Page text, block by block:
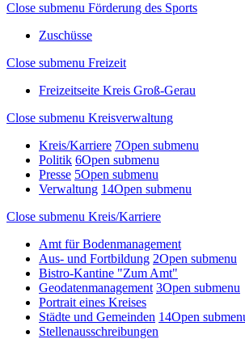
Close submenu Förderung des Sports
Zuschüsse
Close submenu Freizeit
Freizeitseite Kreis Groß-Gerau
Close submenu Kreisverwaltung
Kreis/Karriere 7Open submenu
Politik 6Open submenu
Presse 5Open submenu
Verwaltung 14Open submenu
Close submenu Kreis/Karriere
Amt für Bodenmanagement
Aus- und Fortbildung 2Open submenu
Bistro-Kantine "Zum Amt"
Geodatenmanagement 3Open submenu
Portrait eines Kreises
Städte und Gemeinden 14Open
Stellenausschreibungen